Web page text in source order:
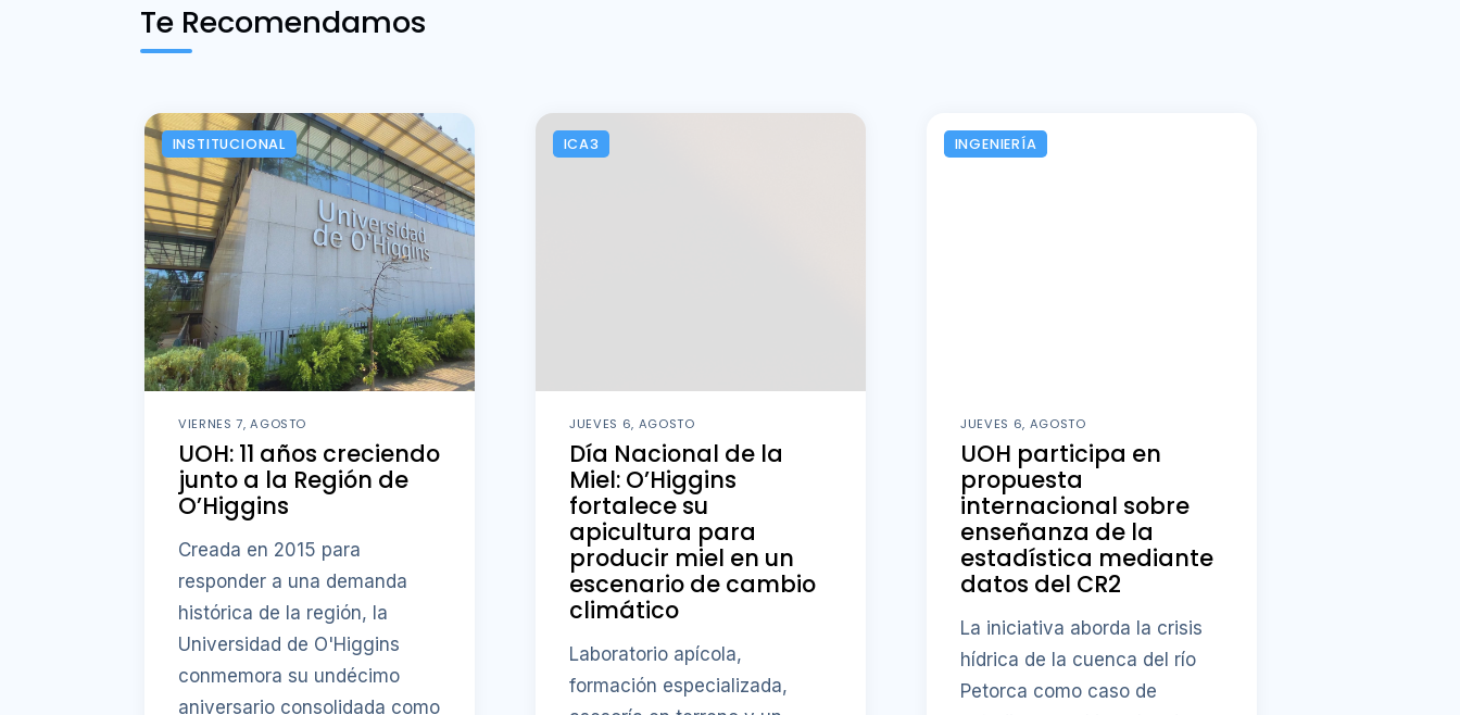
Te Recomendamos
INSTITUCIONAL
VIERNES 7, AGOSTO
UOH: 11 años creciendo
junto a la Región de
O’Higgins
Creada en 2015 para
responder a una demanda
histórica de la región, la
Universidad de O'Higgins
conmemora su undécimo
aniversario consolidada como
ICA3
JUEVES 6, AGOSTO
Día Nacional de la
Miel: O’Higgins
fortalece su
apicultura para
producir miel en un
escenario de cambio
climático
Laboratorio apícola,
formación especializada,
INGENIERÍA
JUEVES 6, AGOSTO
UOH participa en
propuesta
internacional sobre
enseñanza de la
estadística mediante
datos del CR2
La iniciativa aborda la crisis
hídrica de la cuenca del río
Petorca como caso de